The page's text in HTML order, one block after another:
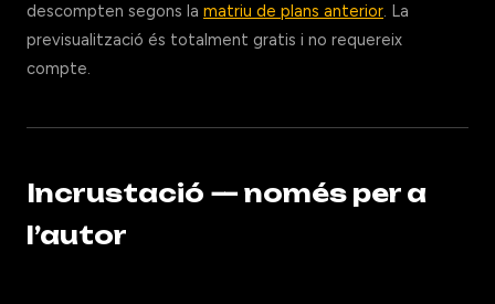
descompten segons la matriu de plans anterior. La
previsualització és totalment gratis i no requereix
compte.
Incrustació — només per a
l’autor